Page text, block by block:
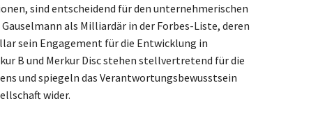
sind entscheidend für den unternehmerischen
als Milliardär in der Forbes-Liste, deren
sein Engagement für die Entwicklung in
B und Merkur Disc stehen stellvertretend für die
und spiegeln das Verantwortungsbewusstsein
wider.